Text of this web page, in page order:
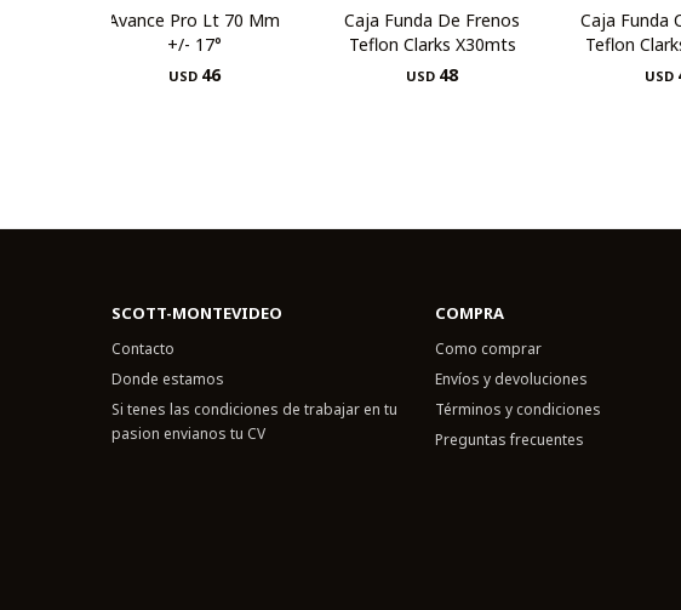
Avance Pro Lt 70 Mm
+/- 17°
USD 46
Caja Funda De Frenos
Teflon Clarks X30mts
USD 48
Caja Funda
Teflon
USD
SCOTT-MONTEVIDEO
Contacto
Donde estamos
Si tenes las condiciones de trabajar en tu
pasion envianos tu CV
COMPRA
Como comprar
Envíos y devoluciones
Términos y condiciones
Preguntas frecuentes